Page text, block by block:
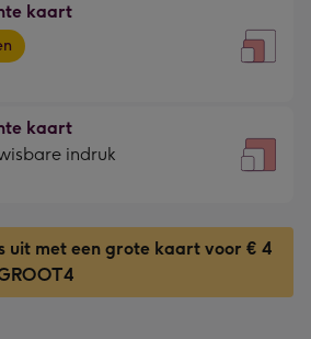
kaart
kaart
indruk
uit met een grote kaart voor € 4